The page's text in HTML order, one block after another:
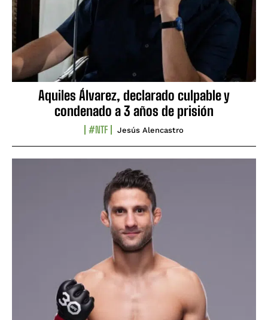
Aquiles Álvarez, declarado culpable y
condenado a 3 años de prisión
#NTF Jesús Alencastro